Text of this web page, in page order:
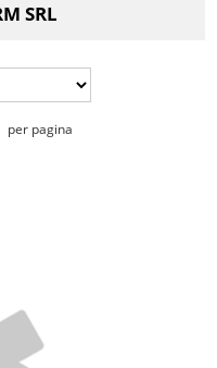
SRL
per pagina